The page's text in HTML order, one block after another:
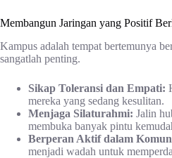
Membangun Jaringan yang Positif
Kampus adalah tempat bertemunya
sangatlah penting.
Sikap Toleransi dan Empati:
mereka yang sedang kesulitan.
Menjaga Silaturahmi: Jalin
membuka banyak pintu
Berperan Aktif dalam
menjadi wadah untuk